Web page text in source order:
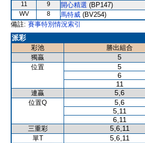
11
9 開心精選 (BP147)
WV
8 馬特威 (BV254)
備註: 賽事特別情況索引
派彩
彩池 勝出組合
獨贏
5
位置 5
6
11
連贏 5,6
位置Q 5,6
5,11
6,11
三重彩 5,6,11
單T 5,6,11